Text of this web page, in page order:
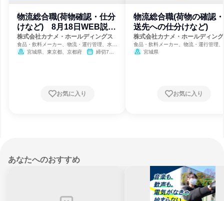
物流総合職(荷物確認・仕分
けなど) 8月18日WEB説明
会
株式会社カナメ・ホールディングス
食品・飲料メーカー、物流・運行管理、水産
業
宮城県、東京都、京都府
締切7日
お気に入り
物流総合職(荷物の確認
送先への仕分けなど)
株式会社カナメ・ホールディン
食品・飲料メーカー、物流・運行管理
業
宮城県
お気に入り
あなたへのおすすめ